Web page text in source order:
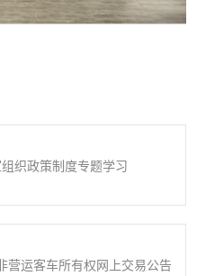
织政策制度专题学习
营运客车所有权网上交易公告